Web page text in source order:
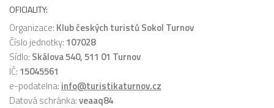
OFICIALITY:
Organizace: Klub českých turistů Sokol Turnov
Číslo jednotky: 107028
Sídlo: Skálova 540, 511 01 Turnov
IČ: 15045561
e-podatelna: info@turistikaturnov.cz
Datová schránka:veaaq84